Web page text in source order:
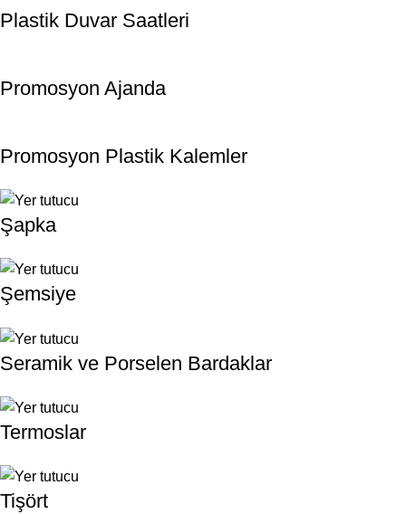
Plastik Duvar Saatleri
Promosyon Ajanda
Promosyon Plastik Kalemler
Şapka
Şemsiye
Seramik ve Porselen Bardaklar
Termoslar
Tişört